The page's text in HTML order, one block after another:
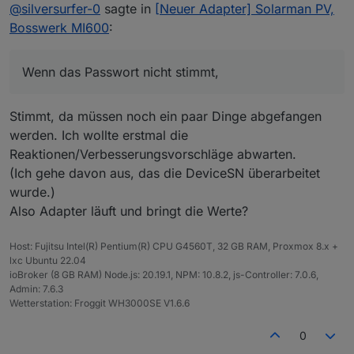
solarmanpv.0
solarmanpv.0
solarmanpv.0
2022-06-28 13:12:36.247 info
solarmanpv.0
solarmanpv.0
solarmanpv.0
starting. Version
solarmanpv.0
2022-06-28 13:12:36.680	info
solarmanpv.0
2022-06-28 13:12:36.678	info
solarmanpv.0
2022-06-28 13:12:36.676	info
solarmanpv.0
2022-06-28 13:12:36.674	info
2022-06-28 13:12:36.672	info
solarmanpv.0
2022-06-28 13:12:36.668	info
@silversurfer-0 sagte in [Neuer Adapter] Solarman PV,
Bosswerk MI600:
Wenn das Passwort nicht stimmt,
Stimmt, da müssen noch ein paar Dinge abgefangen
werden. Ich wollte erstmal die
Reaktionen/Verbesserungsvorschläge abwarten.
(Ich gehe davon aus, das die DeviceSN überarbeitet
wurde.)
Also Adapter läuft und bringt die Werte?
Host: Fujitsu Intel(R) Pentium(R) CPU G4560T, 32 GB RAM, Proxmox 8.x +
lxc Ubuntu 22.04
ioBroker (8 GB RAM) Node.js: 20.19.1, NPM: 10.8.2, js-Controller: 7.0.6,
Admin: 7.6.3
Wetterstation: Froggit WH3000SE V1.6.6
0